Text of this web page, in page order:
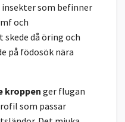
som befinner
och
då öring och
på födosök nära
kroppen ger flugan
som passar